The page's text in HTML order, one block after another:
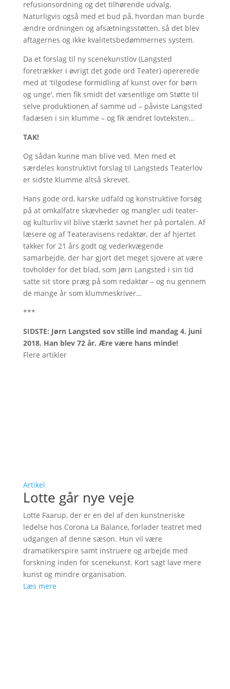
refusionsordning og det tilhørende udvalg.
Naturligvis også med et bud på, hvordan man burde
ændre ordningen og afsætningsstøtten, så det blev
aftagernes og ikke kvalitetsbedømmernes system.
Da et forslag til ny scenekunstlov (Langsted
foretrækker i øvrigt det gode ord Teater) opererede
med at 'tilgodese formidling af kunst over for børn
og unge', men fik smidt det væsentlige om Støtte til
selve produktionen af samme ud – påviste Langsted
fadæsen i sin klumme – og fik ændret lovteksten…
TAK!
Og sådan kunne man blive ved. Men med et
særdeles konstruktivt forslag til Langsteds Teaterlov
er sidste klumme altså skrevet.
Hans gode ord, karske udfald og konstruktive forsøg
på at omkalfatre skævheder og mangler udi teater-
og kulturliv vil blive stærkt savnet her på portalen. Af
læsere og af Teateravisens redaktør, der af hjertet
takker for 21 års godt og vederkvægende
samarbejde, der har gjort det meget sjovere at være
tovholder for det blad, som Jørn Langsted i sin tid
satte sit store præg på som redaktør – og nu gennem
de mange år som klummeskriver…
***
SIDSTE: Jørn Langsted sov stille ind mandag 4. juni
2018. Han blev 72 år. Ære være hans minde!
Flere artikler
Artikel
Lotte går nye veje
Lotte Faarup, der er en del af den kunstneriske
ledelse hos Corona La Balance, forlader teatret med
udgangen af denne sæson. Hun vil være
dramatikerspire samt instruere og arbejde med
forskning inden for scenekunst. Kort sagt lave mere
kunst og mindre organisation.
Læs mere